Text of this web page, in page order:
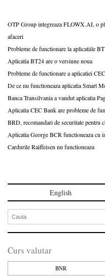
OTP Group integreaza FLOWX.AI, o
afaceri
Probleme de functionare la aplicatiile
Aplicatia BT24 are o versiune noua
Probleme de functionare a aplicatiei
De ce nu functioneaza aplicatia Smart
Banca Transilvania a vandut aplicatia
Aplicatia CEC Bank are probleme de
BRD, recomandari de securitate pentru
Aplicatia George BCR functioneaza cu
Cardurile Raiffeisen nu functioneaza
English
Curs valutar
BNR